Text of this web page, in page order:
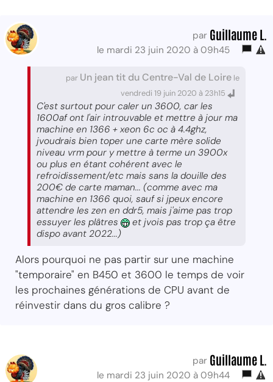
par Guillaume L.
le mardi 23 juin 2020 à 09h45
par Un jean tit du Centre-Val de Loire le
vendredi 19 juin 2020 à 23h15
C'est surtout pour caler un 3600, car les
1600af ont l'air introuvable et mettre à jour ma
machine en 1366 + xeon 6c oc à 4.4ghz,
jvoudrais bien toper une carte mère solide
niveau vrm pour y mettre à terme un 3900x
ou plus en étant cohérent avec le
refroidissement/etc mais sans la douille des
200€ de carte maman... (comme avec ma
machine en 1366 quoi, sauf si jpeux encore
attendre les zen en ddr5, mais j'aime pas trop
essuyer les plâtres
et jvois pas trop ça être
dispo avant 2022...)
Alors pourquoi ne pas partir sur une machine
"temporaire" en B450 et 3600 le temps de voir
les prochaines générations de CPU avant de
réinvestir dans du gros calibre ?
par Guillaume L.
le mardi 23 juin 2020 à 09h44